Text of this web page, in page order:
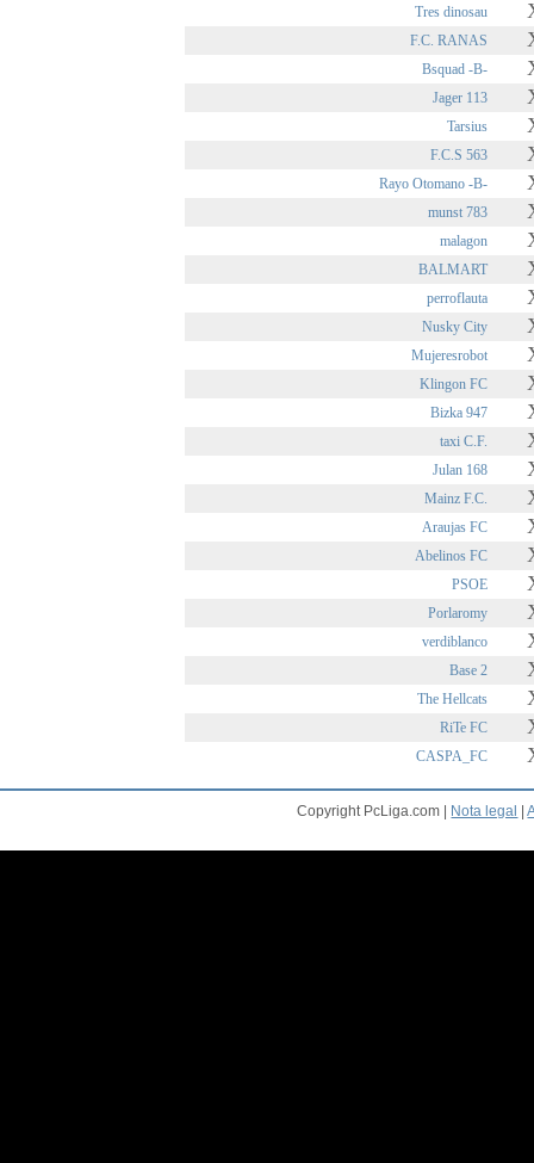
Tres dinosau
F.C. RANAS
Bsquad -B-
Jager 113
Tarsius
F.C.S 563
Rayo Otomano -B-
munst 783
malagon
BALMART
perroflauta
Nusky City
Mujeresrobot
Klingon FC
Bizka 947
taxi C.F.
Julan 168
Mainz F.C.
Araujas FC
Abelinos FC
PSOE
Porlaromy
verdiblanco
Base 2
The Hellcats
RiTe FC
CASPA_FC
Copyright PcLiga.com | Nota legal |